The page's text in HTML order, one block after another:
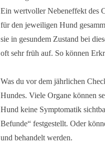
Ein wertvoller Nebeneffekt des
für den jeweiligen Hund
sie in gesundem Zustand bei
oft sehr früh auf. So können
Was du vor dem jährlichen
Hundes. Viele Organe können
Hund keine Symptomatik
Befunde“ festgestellt. Oder
und behandelt werden.